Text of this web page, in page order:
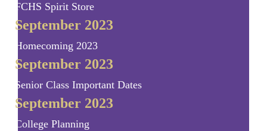
FCHS Spirit Store
September 2023
Homecoming 2023
September 2023
Senior Class Important Dates
September 2023
College Planning